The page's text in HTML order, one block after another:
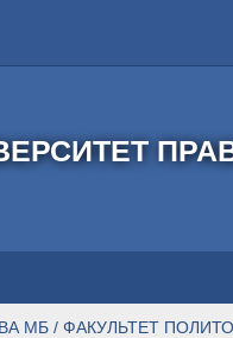
МБ / ФАКУЛЬТЕТ